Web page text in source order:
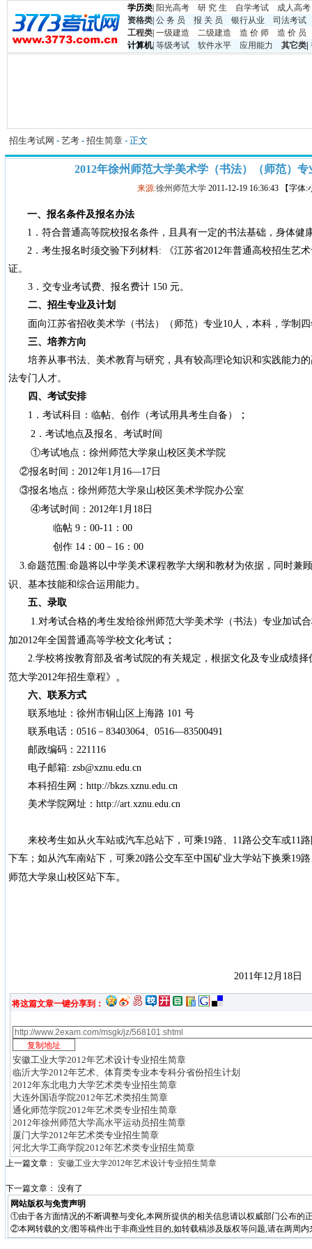
学历类 阳光高考 研 究 生 自学考试
成人高考
资格类 公 务 员 报 关 员 银行从业
司法考试
工程类 一级建造 二级建造 造 价 师
造 价 员
计算机| 等级考试 软件水平 应用能力 其它类
招生考试网 - 艺考 - 招生简章 - 正文
2012年徐州师范大学美术学（书法）（师范）
来源:徐州师范大学 2011-12-19 16:36:43 【字体:
一、报名条件及报名办法
1 ．符合普通高等院校报名条件，且具有一定的书法基础，身体健
2 ．考生报名时须交验下列材料: 《江苏省2012年普通高校招生艺
证。
3．交专业考试费、报名费计150 元。
二、招生专业及计划
面向江苏省招收美术学（书法）（师范）专业10人，本科，学制四
三、培养方向
培养从事书法、美术教育与研究，具有较高理论知识和实践能力
法专门人才。
四、考试安排
1 ．考试科目：临帖、创作（考试用具考生自备） ；
2．考试地点及报名、考试时间
①考试地点：徐州师范大学泉山校区美术学院
②报名时间： 2012年1 月 16—17日
③报名地点：徐州师范大学泉山校区美术学院办公室
④考试时间： 2012年1 月 18日
临帖9： 00-11 ： 00
创作14： 00－ 16： 00
3.命题范围 :命题将以中学美术课程教学大纲和教材为依据，同时兼
识、基本技能和综合运用能力 。
五、录取
1.对考试合格的考生发给徐州师范大学美术学（书法）专业加试
加2012年全国普通高等学校文化考试；
2.学校将按教育部及省考试院的有关规定，根据文化及专业成绩
范大学2012年招生章程》 。
六、联系方式
联系地址：徐州市铜山区上海路 101 号
联系电话： 0516－ 83403064、 0516—83500491
邮政编码： 221116
电子邮箱: zsb@xznu.edu.cn
本科招生网： http://bkzs.xznu.edu.cn
美术学院网址： http://art.xznu.edu.cn
来校考生如从火车站或汽车总站下，可乘19路、 11路公交车或11
下车；如从汽车南站下，可乘20路公交车至中国矿业大学站下换乘19路
师范大学泉山校区站下车。
2011年12月 18日
将这篇文章一键分享到：
安徽工业大学2012年艺术设计专业招生简章
临沂大学2012年艺术、体育类专业本专科分省份招生计划
2012年东北电力大学艺术类专业招生简章
大连外国语学院2012年艺术类招生简章
通化师范学院2012年艺术类专业招生简章
2012年徐州师范大学高水平运动员招生简章
厦门大学2012年艺术类专业招生简章
河北大学工商学院2012年艺术类专业招生简章
上一篇文章： 安徽工业大学2012年艺术设计专业招生简章
下一篇文章： 没有了
网站版权与免责声明
①由于各方面情况的不断调整与变化,本网所提供的相关信息请以权威部门公布的
②本网转载的文/图等稿件出于非商业性目的,如转载稿涉及版权等问题,请在两周内